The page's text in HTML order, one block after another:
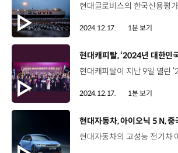
2024.12.17. 1분 보기
[동영상]
2024.12.17. 1분 보기
[동영상]